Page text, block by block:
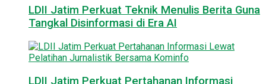
LDII Jatim Perkuat Teknik Menulis Berita Guna
Tangkal Disinformasi di Era AI
LDII Jatim Perkuat Pertahanan Informasi